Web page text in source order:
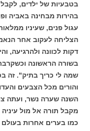
בטבעיות של ילדים,
בהירות מבחינה באביה
עגול פנים, שעיניו
הצליחה לעקוב אחר
דקות לכוונה ולהרגיעה,
בשורה הראשונה
שמה לי כריך בתיק". זה
והורים מכל הצבעים
השנה שערה נשר, ועתה
מקבל תורה אל מול
כמו בערים אחרות בעולם